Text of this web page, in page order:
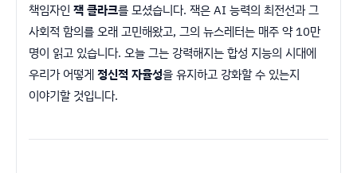
책임자인 잭 클라크를 모셨습니다. 잭은 AI 능력의 최전선과 그
사회적 함의를 오래 고민해왔고, 그의 뉴스레터는 매주 약 10만
명이 읽고 있습니다. 오늘 그는 강력해지는 합성 지능의 시대에
우리가 어떻게정신적 자율성을 유지하고 강화할 수 있는지
이야기할 것입니다.